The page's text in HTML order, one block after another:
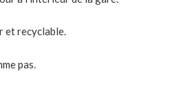
et recyclable.
pas.